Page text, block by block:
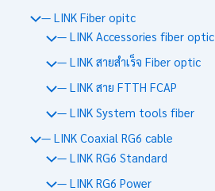
— LINK Fiber opitc
— LINK Accessories fiber optic
— LINK สายสำเร็จ Fiber optic
— LINK สาย FTTH FCAP
— LINK System tools fiber
— LINK Coaxial RG6 cable
— LINK RG6 Standard
— LINK RG6 Power